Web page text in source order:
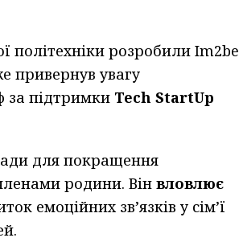
політехніки розробили Im2be
привернув увагу
за підтримки Tech StartUp
для покращення
родини. Він вловлює
емоційних зв’язків у сім’ї